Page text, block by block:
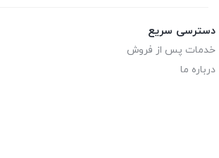
دسترسی سریع
خدمات پس از فروش
درباره ما